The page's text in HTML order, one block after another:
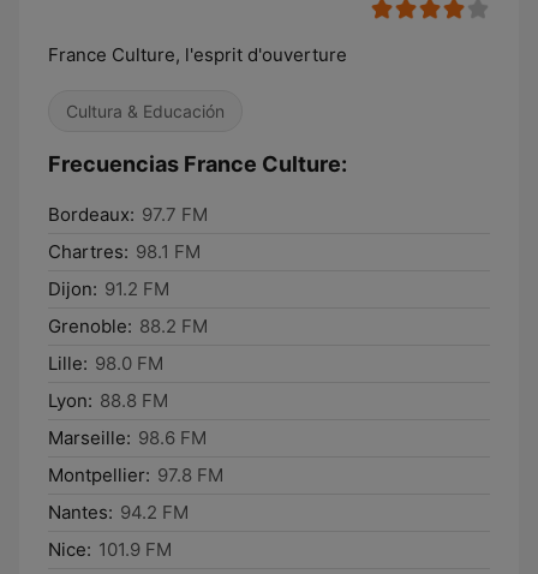
France Culture, l'esprit d'ouverture
Cultura & Educación
Frecuencias France Culture:
Bordeaux: 97.7 FM
Chartres: 98.1 FM
Dijon: 91.2 FM
Grenoble: 88.2 FM
Lille: 98.0 FM
Lyon: 88.8 FM
Marseille: 98.6 FM
Montpellier: 97.8 FM
Nantes: 94.2 FM
Nice: 101.9 FM